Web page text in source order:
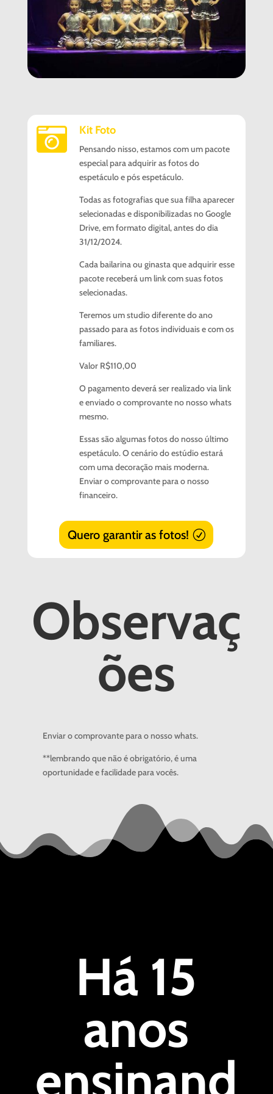
 Kit Foto
Pensando nisso, estamos com um pacote
especial para adquirir as fotos do
espetáculo e pós espetáculo.
Todas as fotografias que sua filha aparecer
selecionadas e disponibilizadas no Google
Drive, em formato digital, antes do dia
31/12/2024.
Cada bailarina ou ginasta que adquirir esse
pacote receberá um link com suas fotos
selecionadas.
Teremos um studio diferente do ano
passado para as fotos individuais e com os
familiares.
Valor R$110,00
O pagamento deverá ser realizado via link
e enviado o comprovante no nosso whats
mesmo.
Essas são algumas fotos do nosso último
espetáculo. O cenário do estúdio estará
com uma decoração mais moderna.
Enviar o comprovante para o nosso
financeiro.
Quero garantir as fotos!
Observaç
ões
Enviar o comprovante para o nosso whats.
**lembrando que não é obrigatório, é uma
oportunidade e facilidade para vocês.
Há 15
anos
ensinand